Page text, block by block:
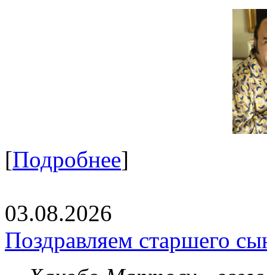
[Подробнее]
03.08.2026
Поздравляем старшего